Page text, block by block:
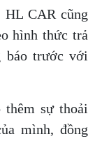
HL CAR cũng
hình thức trả
báo trước với
thêm sự thoải
mình, đồng